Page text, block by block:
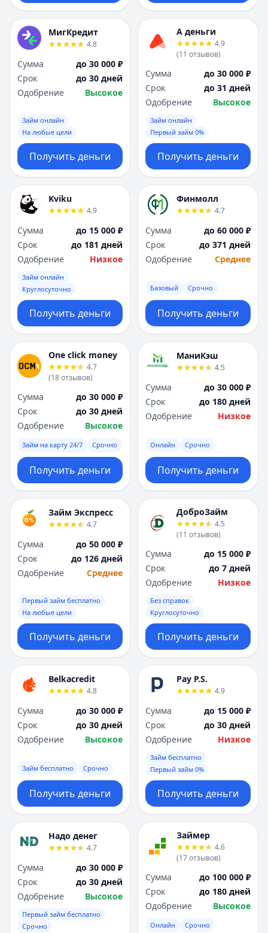
МигКредит
4.8
Сумма
до 30 000 ₽
Срок
до 30 дней
Одобрение
Высокое
Займ онлайн
На любые цели
Получить деньги
А деньги
4.9
(11 отзывов)
Сумма
до 30 000 ₽
Срок
до 31 дней
Одобрение
Высокое
Займ онлайн
Первый займ 0%
Получить деньги
Kviku
4.9
Сумма
до 15 000 ₽
Срок
до 181 дней
Одобрение
Низкое
Займ онлайн
Круглосуточно
Получить деньги
Финмолл
4.7
Сумма
до 60 000 ₽
Срок
до 371 дней
Одобрение
Среднее
Базовый Срочно
Получить деньги
One click money
4.7
(18отзывов)
Сумма
до 30 000 ₽
Срок
до 30 дней
Одобрение
Высокое
Займ на карту 24/7 Срочно
Получить деньги
МаниКэш
4.5
Сумма
до 30 000 ₽
Срок
до 180 дней
Одобрение
Низкое
Онлайн Срочно
Получить деньги
Займ Экспресс
4.7
Сумма
до 50 000 ₽
Срок
до 126 дней
Одобрение
Среднее
Первый займ бесплатно
На любые цели
Получить деньги
ДоброЗайм
4.5
(11 отзывов)
Сумма
до 15 000 ₽
Срок
до 7 дней
Одобрение
Низкое
Без справок
Круглосуточно
Получить деньги
Belkacredit
4.8
Сумма
до 30 000 ₽
Срок
до 30 дней
Одобрение
Высокое
Займ бесплатно Срочно
Получить деньги
Pay P.S.
4.9
Сумма
до 15 000 ₽
Срок
до 30 дней
Одобрение
Низкое
Займ бесплатно
Первый займ 0%
Получить деньги
Надо денег
4.7
Сумма
до 30 000 ₽
Срок
до 30 дней
Одобрение
Высокое
Первый займ бесплатно
Срочно
Займер
4.6
(17отзывов)
Сумма
до 100 000 ₽
Срок
до 180 дней
Одобрение
Высокое
Онлайн Срочно